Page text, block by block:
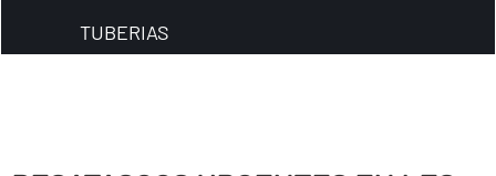
TUBERIAS